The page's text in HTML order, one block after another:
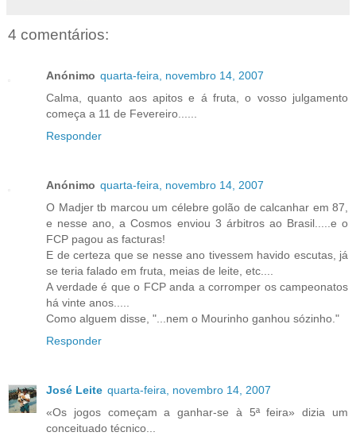
4 comentários:
Anónimo quarta-feira, novembro 14, 2007
Calma, quanto aos apitos e á fruta, o vosso julgamento
começa a 11 de Fevereiro......
Responder
Anónimo quarta-feira, novembro 14, 2007
O Madjer tb marcou um célebre golão de calcanhar em 87,
e nesse ano, a Cosmos enviou 3 árbitros ao Brasil.....e o
FCP pagou as facturas!
E de certeza que se nesse ano tivessem havido escutas, já
se teria falado em fruta, meias de leite, etc....
A verdade é que o FCP anda a corromper os campeonatos
há vinte anos.....
Como alguem disse, "...nem o Mourinho ganhou sózinho."
Responder
José Leite quarta-feira, novembro 14, 2007
«Os jogos começam a ganhar-se à 5ª feira» dizia um
conceituado técnico...